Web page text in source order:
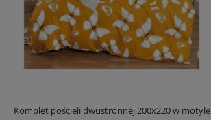
Komplet pościeli dwustronnej 200x220 w motyle